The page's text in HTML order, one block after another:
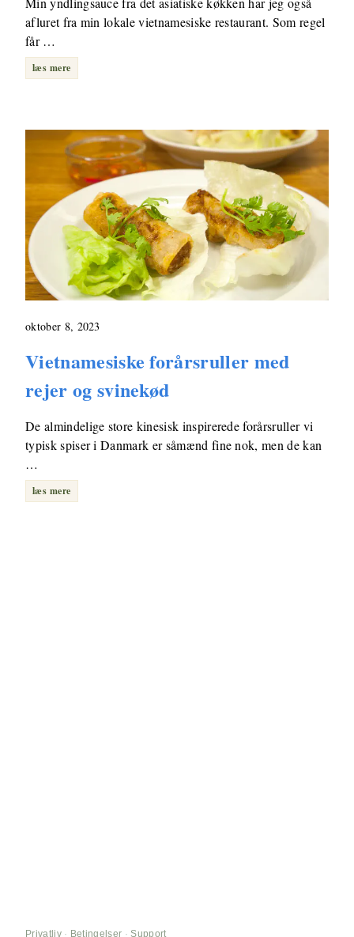
afluret fra min lokale vietnamesiske restaurant. Som regel
får …
læs mere
oktober 8, 2023
Vietnamesiske forårsruller med
rejer og svinekød
De almindelige store kinesisk inspirerede forårsruller vi
typisk spiser i Danmark er såmænd fine nok, men de kan
…
læs mere
Privatliv· Betingelser · Support